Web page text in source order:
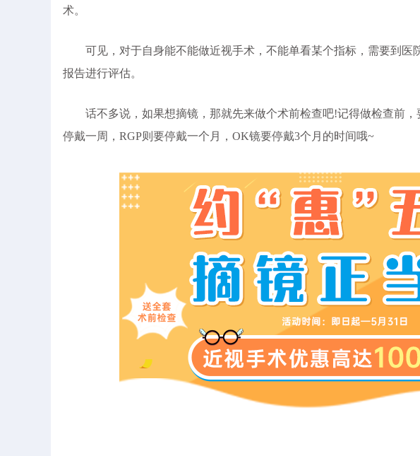
术。
可见，对于自身能不能做近视手术，不能单看某个指标，需要到医
报告进行评估。
话不多说，如果想摘镜，那就先来做个术前检查吧!记得做检查前，
停戴一周，RGP则要停戴一个月，OK镜要停戴3个月的时间哦~